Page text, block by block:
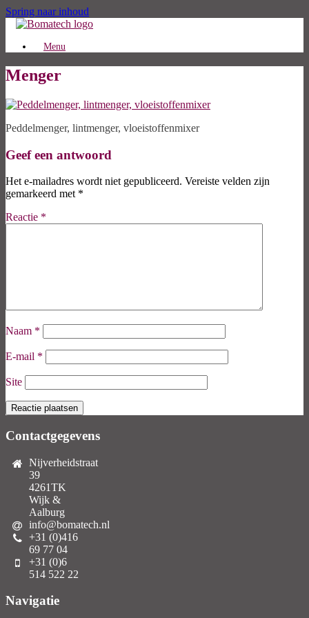
Spring naar inhoud
Menu
Menger
Peddelmenger, lintmenger, vloeistoffenmixer
Geef een antwoord
Het e-mailadres wordt niet gepubliceerd. Vereiste velden zijn
gemarkeerd met *
Reactie *
Naam *
E-mail *
Site
Contactgegevens
Nijverheidstraat
39
4261TK
Wijk &
Aalburg
info@bomatech.nl
+31 (0)416
69 77 04
+31 (0)6
514 522 22
Navigatie